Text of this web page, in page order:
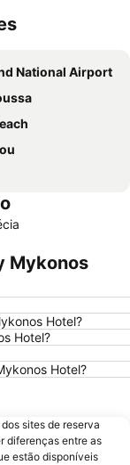
National Airport
National Airport
of Mykonos
Mykonos
Hotel?
Hotel?
Hotel?
sites de reserva
diferenças entre as
estão disponíveis